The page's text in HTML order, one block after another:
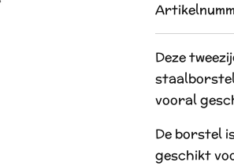
Deze
vooral
De borstel
geschikt